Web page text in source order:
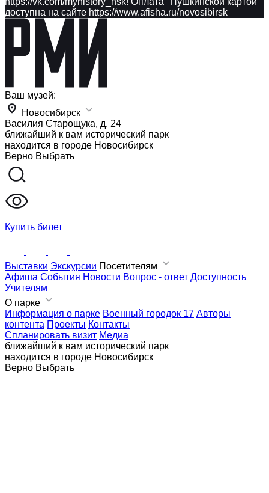
доступна на сайте https://www.afisha.ru/novosibirsk
Ваш музей:
Новосибирск
Василия Старощука, д. 24
ближайший к вам исторический парк
находится в городе Новосибирск
Верно Выбрать
Купить билет
Выставки Экскурсии Посетителям
Афиша События Новости Вопрос - ответ Доступность
Учителям
О парке
Информация о парке Военный городок 17 Авторы
контента Проекты Контакты
Спланировать визит Медиа
ближайший к вам исторический парк
находится в городе Новосибирск
Верно Выбрать